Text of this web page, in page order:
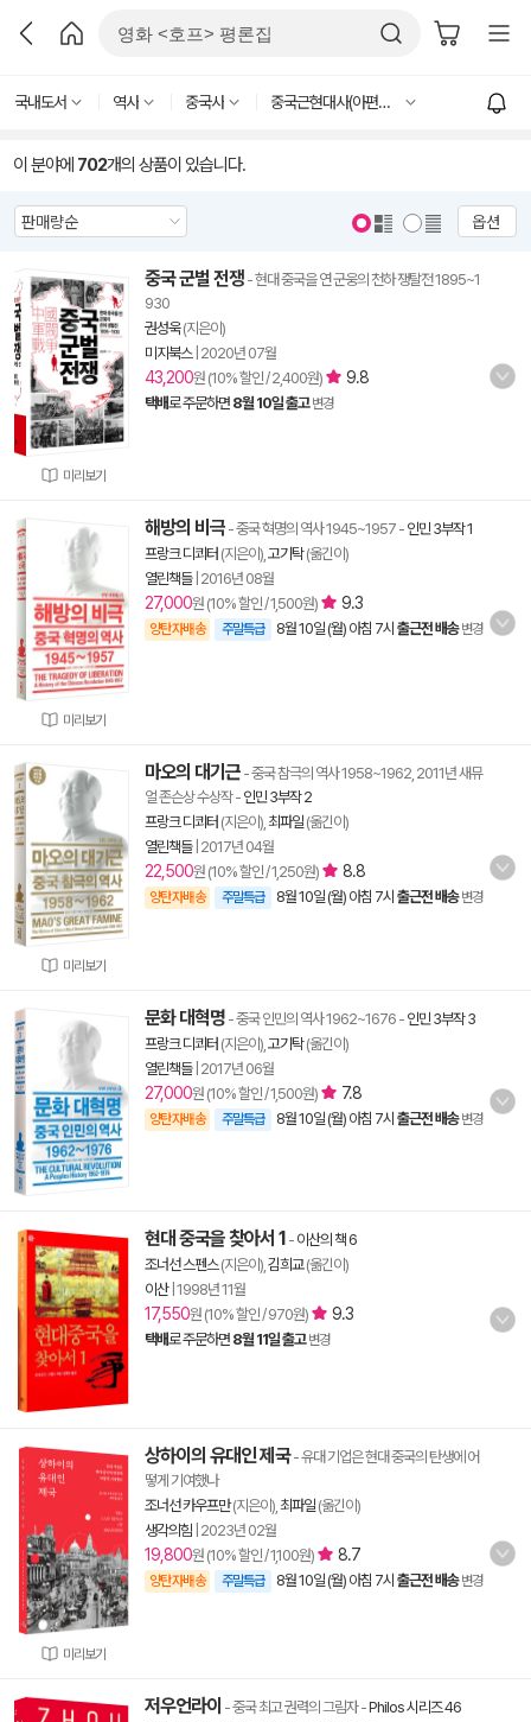
국내도서 역사 중국사 중국근현대사(아편전쟁 이후)
이 분야에 702개의 상품이 있습니다.
옵션
미리보기
중국 군벌 전쟁 - 현대 중국을 연 군웅의 천하 쟁탈전 1895~1
930
권성욱(지은이)
미지북스| 2020년 07월
43,200원 (10% 할인 / 2,400원) 9.8
택배로 주문하면 8월 10일 출고 변경
미리보기
해방의 비극 - 중국 혁명의 역사 1945~1957 - 인민 3부작 1
프랑크 디쾨터 (지은이), 고기탁(옮긴이)
열린책들| 2016년 08월
27,000원 (10% 할인 / 1,500원) 9.3
양탄자배송 주말특급 8월 10일 (월) 아침 7시 출근전 배송 변경
미리보기
마오의 대기근 - 중국 참극의 역사 1958~1962, 2011년 새뮤
얼 존슨상 수상작- 인민 3부작 2
프랑크 디쾨터 (지은이), 최파일 (옮긴이)
열린책들| 2017년 04월
22,500원 (10% 할인 / 1,250원) 8.8
양탄자배송 주말특급 8월 10일 (월) 아침 7시 출근전 배송 변경
문화 대혁명 - 중국 인민의 역사 1962~1676 - 인민 3부작 3
프랑크 디쾨터 (지은이), 고기탁(옮긴이)
열린책들| 2017년 06월
27,000원 (10% 할인 / 1,500원) 7.8
양탄자배송 주말특급 8월 10일 (월) 아침 7시 출근전 배송 변경
현대 중국을 찾아서 1 - 이산의 책 6
조너선 스펜스(지은이), 김희교(옮긴이)
이산| 1998년 11월
17,550원 (10% 할인 / 970원) 9.3
택배로 주문하면 8월 11일 출고 변경
미리보기
상하이의 유대인 제국- 유대 기업은 현대 중국의 탄생에 어
떻게 기여했나
조너선 카우프만(지은이), 최파일 (옮긴이)
생각의힘 2023년 02월
19,800원 (10% 할인 / 1,100원) 8.7
양탄자배송 주말특급 8월 10일 (월) 아침 7시 출근전 배송 변경
저우언라이 - 중국 최고 권력의 그림자-Philos 시리즈 46